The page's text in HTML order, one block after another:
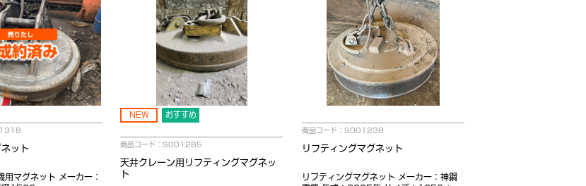
ット
マグネット メーカー：
NEW おすすめ
商品コード：S001285
天井クレーン用リフティングマグネッ
ト
商品コード：S001238
リフティングマグネット
リフティングマグネット メーカー：神鋼